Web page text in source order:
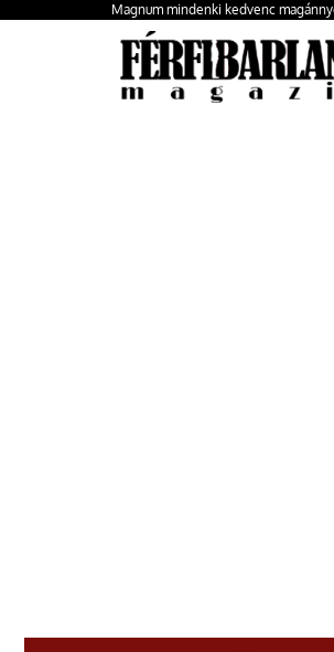
Magnum mindenki kedvenc